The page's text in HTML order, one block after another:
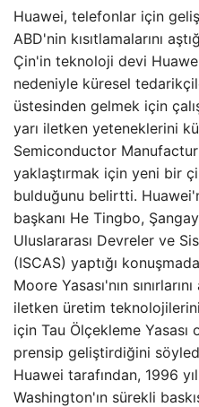
Huawei, telefonlar için
ABD'nin kısıtlamalarını
Çin'in teknoloji devi
nedeniyle küresel
üstesinden gelmek için
yarı iletken yeteneklerini
Semiconductor
yaklaştırmak için yeni bir
bulduğunu belirtti.
başkanı He Tingbo,
Uluslararası Devreler ve
(ISCAS) yaptığı
Moore Yasası'nın
iletken üretim
için Tau Ölçekleme
prensip geliştirdiğini
Huawei tarafından, 1996
Washington'ın sürekli